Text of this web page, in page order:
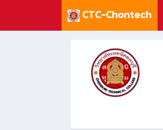
CTC-Chontech